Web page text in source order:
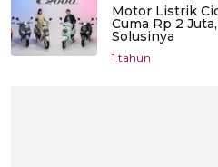
Motor Listrik
Cuma Rp 2
Solusinya
1 tahun